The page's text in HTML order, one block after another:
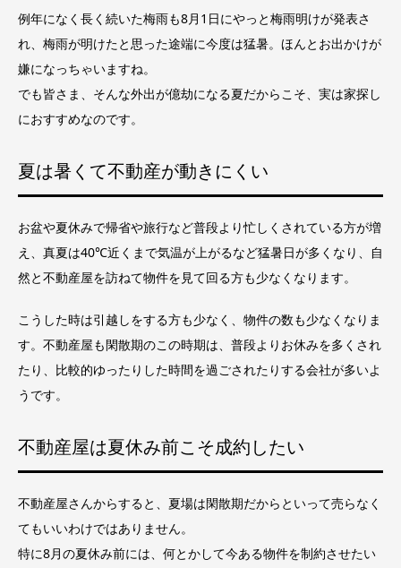
例年になく長く続いた梅雨も8月1日にやっと梅雨明けが発表さ
れ、梅雨が明けたと思った途端に今度は猛暑。ほんとお出かけが
嫌になっちゃいますね。
でも皆さま、そんな外出が億劫になる夏だからこそ、実は家探し
におすすめなのです。
夏は暑くて不動産が動きにくい
お盆や夏休みで帰省や旅行など普段より忙しくされている方が増
え、真夏は40℃近くまで気温が上がるなど猛暑日が多くなり、自
然と不動産屋を訪ねて物件を見て回る方も少なくなります。
こうした時は引越しをする方も少なく、物件の数も少なくなりま
す。不動産屋も閑散期のこの時期は、普段よりお休みを多くされ
たり、比較的ゆったりした時間を過ごされたりする会社が多いよ
うです。
不動産屋は夏休み前こそ成約したい
不動産屋さんからすると、夏場は閑散期だからといって売らなく
てもいいわけではありません。
特に8月の夏休み前には、何とかして今ある物件を制約させたい